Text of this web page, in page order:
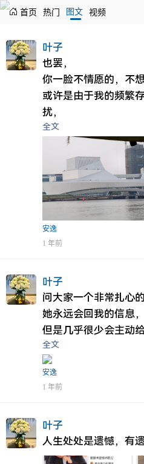
首页 热门 图文 视频
叶子
也罢，
你一脸不情愿的，不想
或许是由于我的频繁
扰，
为此我向你表达歉意。
或许你早已经想要我
只不过由于过去种种原
开不出口罢了，
所以用行为去证明这
我已经看到，
或者说很早就有这种感
但是不死心的我一直在
其实我真的是想挽留
好，
今天去到沙面，在去
我终归开不了口，但
知道但是你已经不需要
这段时间我确实过于
最后离开了广州，
离开了让我伤心的城市
有结果，明明没有回
如既往的对待你，也
们的聊天已经没有多
全文
安逸
1 年前
叶子
问大家一个非常扎心的
她永远会回我的信息，
但是几乎很少会主动
就是你已经知道自己
但是你还是会喜欢她，
你明知道你们没有结果
全文
安逸
1 年前
叶子
人生处处是遗憾，有